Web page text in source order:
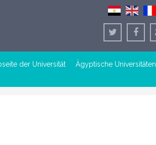
der Universität
Ägyptische Universitäten